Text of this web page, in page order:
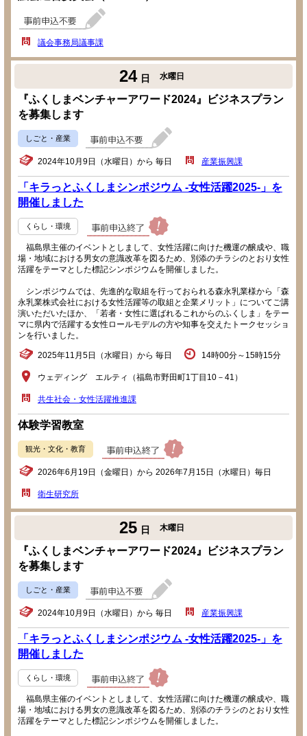
議会事務局議事課
24 日 水曜日
『ふくしまベンチャーアワード2024』ビジネスプラン
を募集します
しごと・産業
2024年10月9日（水曜日）から 毎日 産業振興課
「キラっとふくしまシンポジウム -女性活躍2025-」を
開催しました
くらし・環境
福島県主催のイベントとしまして、女性活躍に向けた機運の醸成や、職
場・地域における男女の意識改革を図るため、別添のチラシのとおり女性
活躍をテーマとした標記シンポジウムを開催しました。
シンポジウムでは、先進的な取組を行っておられる森永乳業様から「森
永乳業株式会社における女性活躍等の取組と企業メリット」についてご講
演いただいたほか、「若者・女性に選ばれるこれからのふくしま」をテー
マに県内で活躍する女性ロールモデルの方や知事を交えたトークセッショ
ンを行いました。
2025年11月5日（水曜日）から 毎日 14時00分～15時15分
ウェディング エルティ（福島市野田町1丁目10－41）
共生社会・女性活躍推進課
体験学習教室
観光・文化・教育
2026年6月19日（金曜日）から 2026年7月15日（水曜日）毎日
衛生研究所
25 日 木曜日
『ふくしまベンチャーアワード2024』ビジネスプラン
を募集します
しごと・産業
2024年10月9日（水曜日）から 毎日 産業振興課
「キラっとふくしまシンポジウム -女性活躍2025-」を
開催しました
くらし・環境
福島県主催のイベントとしまして、女性活躍に向けた機運の醸成や、職
場・地域における男女の意識改革を図るため、別添のチラシのとおり女性
活躍をテーマとした標記シンポジウムを開催しました。